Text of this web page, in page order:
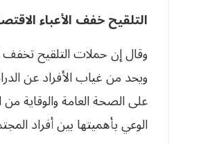
التلقيح خفف الأعباء
وقال إن حملات التلقيح تخفف
ويحد من غياب الأفراد عن
على الصحة العامة والوقاية
الوعي بأهميتها بين أفراد